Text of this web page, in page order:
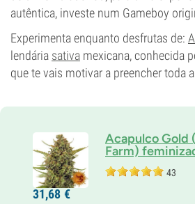
autêntica, investe num Gameboy
Experimenta enquanto desfrutas de:
lendária sativa mexicana, conhecida
que te vais motivar a preencher toda
Acapulco Gold
Farm)
43
Pais
América Central
31,68 €